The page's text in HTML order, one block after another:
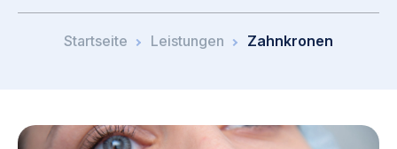
Startseite Leistungen Zahnkronen